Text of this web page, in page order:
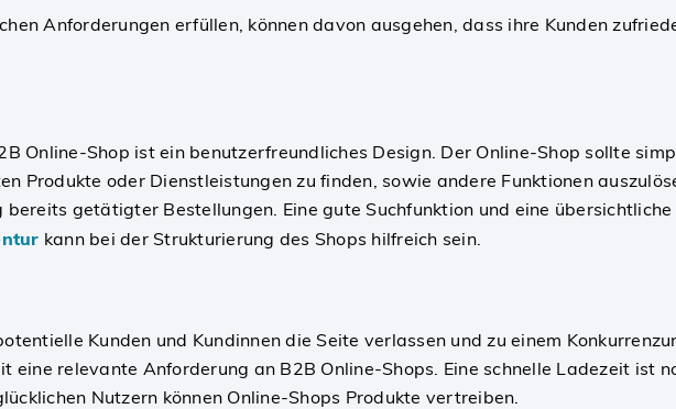
Anforderungen erfüllen, können davon ausgehen, dass ihre Kunden
Online-Shop ist ein benutzerfreundliches Design. Der Online-Shop sollte
Produkte oder Dienstleistungen zu finden, sowie andere Funktionen
getätigter Bestellungen. Eine gute Suchfunktion und eine
kann bei der Strukturierung des Shops hilfreich sein.
Kunden und Kundinnen die Seite verlassen und zu einem
eine relevante Anforderung an B2B Online-Shops. Eine schnelle Ladezeit ist
Nutzern können Online-Shops Produkte vertreiben.